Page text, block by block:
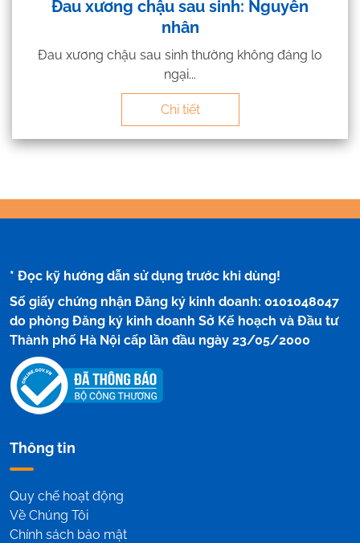
Đau xương chậu sau sinh: Nguyên
nhân
Đau xương chậu sau sinh thường không đáng lo
ngại...
Chi tiết
* Đọc kỹ hướng dẫn sử dụng trước khi dùng!
Số giấy chứng nhận Đăng ký kinh doanh: 0101048047
do phòng Đăng ký kinh doanh Sở Kế hoạch và Đầu tư
Thành phố Hà Nội cấp lần đầu ngày 23/05/2000
Thông tin
Quy chế hoạt động
Về Chúng Tôi
Chính sách bảo mật